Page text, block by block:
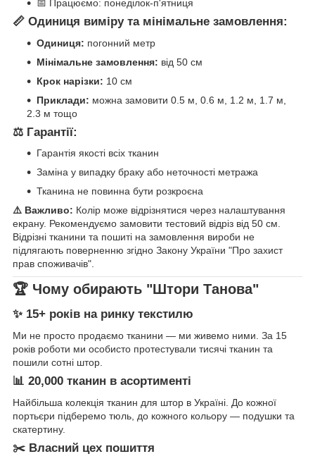
📅 Працюємо: понеділок-п'ятниця
📏 Одиниця виміру та мінімальне замовлення:
Одиниця: погонний метр
Мінімальне замовлення: від 50 см
Крок нарізки: 10 см
Приклади: можна замовити 0.5 м, 0.6 м, 1.2 м, 1.7 м,
2.3 м тощо
⚖️ Гарантії:
Гарантія якості всіх тканин
Заміна у випадку браку або неточності метража
Тканина не повинна бути розкроєна
⚠️ Важливо: Колір може відрізнятися через налаштування
екрану. Рекомендуємо замовити тестовий відріз від 50 см.
Відрізні тканини та пошиті на замовлення вироби не
підлягають поверненню згідно Закону України "Про захист
прав споживачів".
🏆 Чому обирають "Штори Танова"
✨ 15+ років на ринку текстилю
Ми не просто продаємо тканини — ми живемо ними. За 15
років роботи ми особисто протестували тисячі тканин та
пошили сотні штор.
📊 20,000 тканин в асортименті
Найбільша колекція тканин для штор в Україні. До кожної
портьєри підберемо тюль, до кожного кольору — подушки та
скатертину.
✂️ Власний цех пошиття